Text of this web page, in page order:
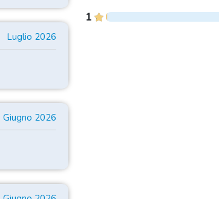
Luglio 2026
Giugno 2026
1